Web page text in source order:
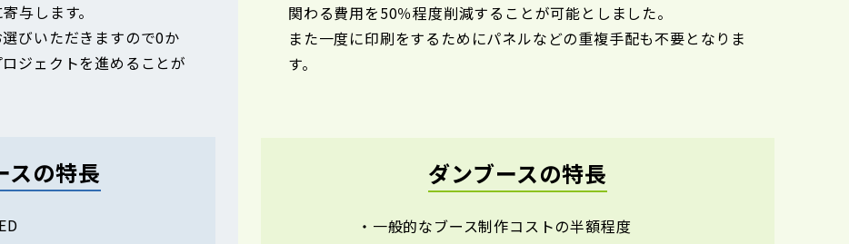
与します。
びいただきますので0か
ジェクトを進めることが
スの特長
関わる費用を50％程度削減することが可能としました。
また一度に印刷をするためにパネルなどの重複手配も不要となりま
す。
ダンブースの特長
・一般的なブース制作コストの半額程度